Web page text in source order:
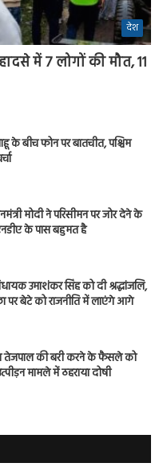
देश
में 7 लोगों की मौत, 11
के बीच फोन पर बातचीत, पश्चिम
मोदी ने परिसीमन पर जोर देने के
के पास बहुमत है
उमाशंकर सिंह को दी श्रद्धांजलि,
पर बेटे को राजनीति में लाएंगे आगे
तेजपाल की बरी करने के फैसले को
मामले में ठहराया दोषी